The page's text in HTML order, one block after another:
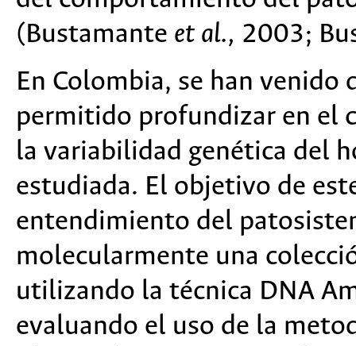
(Bustamante et al., 2003;
En Colombia, se han
permitido profundizar en el
la variabilidad genética del
estudiada. El objetivo de
entendimiento del
molecularmente una
utilizando la técnica DNA
evaluando el uso de la